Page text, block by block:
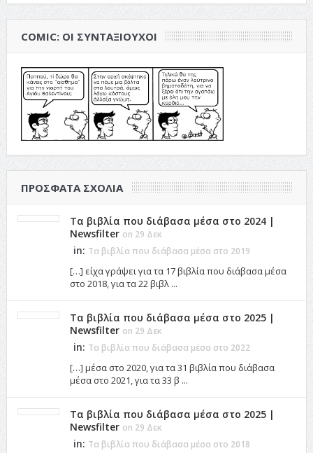
COMIC: ΟΙ ΣΥΝΤΑΞΙΟΎΧΟΙ
ΠΡΌΣΦΑΤΑ ΣΧΌΛΙΑ
Τα βιβλία που διάβασα μέσα στο 2024 |
Newsfilter on 29 Δεκ
in: Τα βιβλία που διάβασα μέσα στο 2019
[…] είχα γράψει για τα 17 βιβλία που διάβασα μέσα
στο 2018, για τα 22 βιβλ ...
Τα βιβλία που διάβασα μέσα στο 2025 |
Newsfilter on 29 Δεκ
in: Τα βιβλία που διάβασα μέσα στο 2022
[…] μέσα στο 2020, για τα 31 βιβλία που διάβασα
μέσα στο 2021, για τα 33 β ...
Τα βιβλία που διάβασα μέσα στο 2025 |
Newsfilter on 29 Δεκ
in: Τα βιβλία που διάβασα μέσα στο 2018